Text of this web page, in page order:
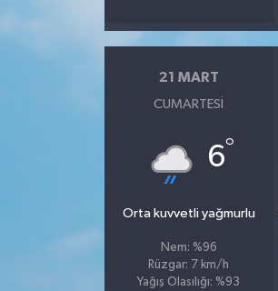
21 MART
CUMARTESI
6°
Orta kuvvetli yağmurlu
Nem: %96
Rüzgar: 7 km/h
Yağış Olasılığı: %93